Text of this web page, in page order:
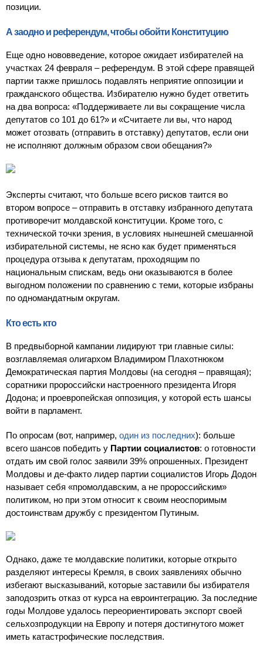
позиции.
А заодно и референдум, чтобы обойти Конституцию
Еще одно нововведение, которое ожидает избирателей на
участках 24 февраля – референдум. В этой сфере правящей
партии также пришлось подавлять неприятие оппозиции и
гражданского общества. Избирателю нужно будет ответить
на два вопроса: «Поддерживаете ли вы сокращение числа
депутатов со 101 до 61?» и «Считаете ли вы, что народ
может отозвать (отправить в отставку) депутатов, если они
не исполняют должным образом свои обещания?»
Эксперты считают, что больше всего рисков таится во
втором вопросе – отправить в отставку избранного депутата
противоречит молдавской конституции. Кроме того, с
технической точки зрения, в условиях нынешней смешанной
избирательной системы, не ясно как будет применяться
процедура отзыва к депутатам, проходящим по
национальным спискам, ведь они оказываются в более
выгодном положении по сравнению с теми, которые избраны
по одномандатным округам.
Кто есть кто
В предвыборной кампании лидируют три главные силы:
возглавляемая олигархом Владимиром Плахотнюком
Демократическая партия Молдовы (на сегодня – правящая);
соратники пророссийски настроенного президента Игоря
Додона; и проевропейская оппозиция, у которой есть шансы
войти в парламент.
По опросам (вот, например, один из последних): больше
всего шансов победить у Партии социалистов: о готовности
отдать им свой голос заявили 39% опрошенных. Президент
Молдовы и де-факто лидер партии социалистов Игорь Додон
называет себя «промолдавским, а не пророссийским»
политиком, но при этом относит к своим неоспоримым
достоинствам дружбу с президентом Путиным.
Однако, даже те молдавские политики, которые открыто
разделяют интересы Кремля, в своих заявлениях обычно
избегают высказываний, которые заставили бы избирателя
заподозрить отказ от курса на евроинтеграцию. За последние
годы Молдове удалось переориентировать экспорт своей
сельхозпродукции на Европу и потеря достигнутого может
иметь катастрофические последствия.